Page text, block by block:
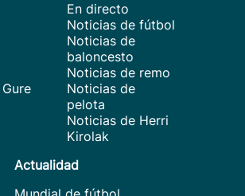
En directo
Noticias de fútbol
Noticias de
baloncesto
Noticias de remo
Noticias de
pelota
Noticias de Herri
Kirolak
Actualidad